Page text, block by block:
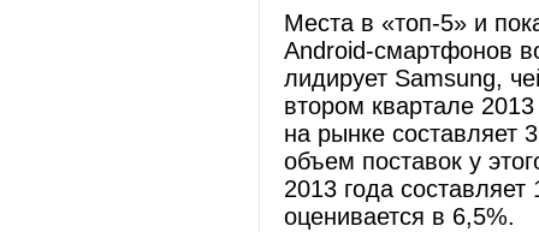
Места в «топ-5» и
Android-смартфонов
лидирует Samsung,
втором квартале
на рынке составляет
объем поставок у
2013 года
оценивается в 6,5%.